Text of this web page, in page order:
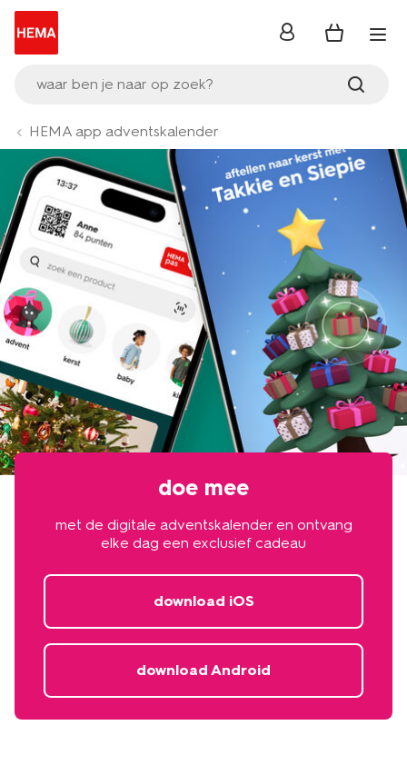
waar ben je naar op zoek?
inloggen
HEMA app adventskalender
doe mee
met de digitale adventskalender en ontvang
elke dag een exclusief cadeau
download iOS
download Android